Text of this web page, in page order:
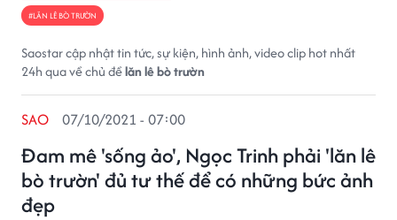
#LĂN LÊ BÒ TRƯỜN
Saostar cập nhật tin tức, sự kiện, hình ảnh, video clip hot nhất
24h qua về chủ đềlăn lê bò trườn
Đam mê 'sống ảo', Ngọc Trinh phải 'lăn lê
bò trườn' đủ tư thế để có những bức ảnh
đẹp
SAO 07/10/2021 - 07:00